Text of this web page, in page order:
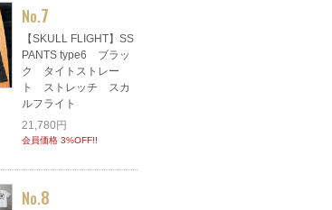
No.7
【SKULL FLIGHT】SS
PANTS type6 ブラッ
ク タイトストレー
ト ストレッチ スカ
ルフライト
21,780円
会員価格 3%OFF!!
No.8